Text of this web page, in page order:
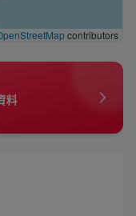
contributors
料